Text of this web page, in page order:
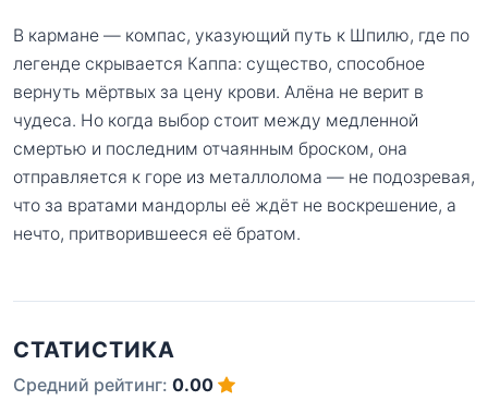
В кармане — компас, указующий путь к Шпилю, где по
легенде скрывается Каппа: существо, способное
вернуть мёртвых за цену крови. Алёна не верит в
чудеса. Но когда выбор стоит между медленной
смертью и последним отчаянным броском, она
отправляется к горе из металлолома — не подозревая,
что за вратами мандорлы её ждёт не воскрешение, а
нечто, притворившееся её братом.
СТАТИСТИКА
Средний рейтинг: 0.00